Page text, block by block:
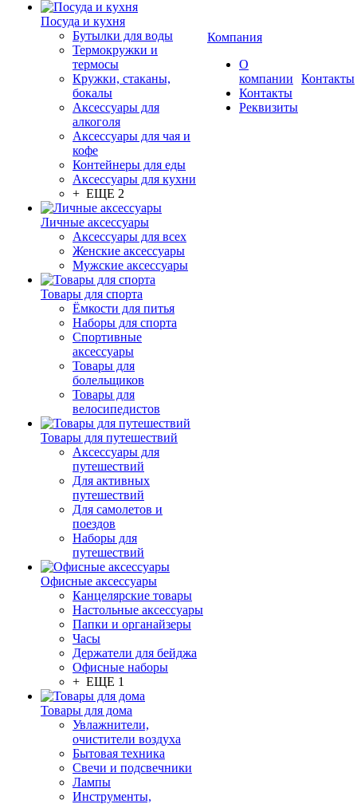
Посуда и кухня
Бутылки для воды
Термокружки и
термосы
Кружки, стаканы,
бокалы
Аксессуары для
алкоголя
Аксессуары для чая и
кофе
Контейнеры для еды
Аксессуары для кухни
+ ЕЩЕ 2
Личные аксессуары
Аксессуары для всех
Женские аксессуары
Мужские аксессуары
Товары для спорта
Ёмкости для питья
Наборы для спорта
Спортивные
аксессуары
Товары для
болельщиков
Товары для
велосипедистов
Товары для путешествий
Аксессуары для
путешествий
Для активных
путешествий
Для самолетов и
поездов
Наборы для
путешествий
Офисные аксессуары
Канцелярские товары
Настольные аксессуары
Папки и органайзеры
Часы
Держатели для бейджа
Офисные наборы
+ ЕЩЕ 1
Товары для дома
Увлажнители,
очистители воздуха
Бытовая техника
Свечи и подсвечники
Лампы
Инструменты,
Компания
О
компании
Контакты
Реквизиты
Контакты